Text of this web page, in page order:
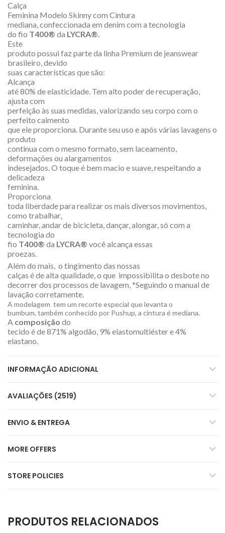
Calça
Feminina Modelo Skinny com Cintura
mediana, confeccionada em denim com a tecnologia
do fio T400® da LYCRA®.
Este
produto possui faz parte da linha Premium de jeanswear
brasileiro, devido
suas características que são:
Alcança
até 80% de elasticidade. Tem alto poder de recuperação,
ajusta com
perfeição às suas medidas, valorizando seu corpo com o
perfeito caimento
que ele proporciona. Durante seu uso e após várias lavagens o
produto
continua com o mesmo formato, sem laceamento,
deformações ou alargamentos
indesejados. O toque é bem macio e suave, respeitando a
delicadeza
feminina.
Proporciona
toda liberdade para realizar os mais diversos movimentos,
como trabalhar,
caminhar, andar de bicicleta, dançar, alongar, só com a
tecnologia do
fio T400® da LYCRA® você alcança essas
proezas.
Além do mais, o tingimento das nossas
calças é de alta qualidade, o que impossibilita o desbote no
decorrer dos processos de lavagem, *Seguindo o manual de
lavação corretamente.
A modelagem tem um recorte especial que levanta o
bumbum, também conhecido por Pushup, a cintura é mediana.
A composição do
tecido é de 871% algodão, 9% elastomultiéster e 4%
elastano.
INFORMAÇÃO ADICIONAL
AVALIAÇÕES (2519)
ENVIO & ENTREGA
MORE OFFERS
STORE POLICIES
PRODUTOS RELACIONADOS